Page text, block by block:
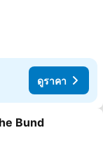
ดูราคา
รโปรด
Bund